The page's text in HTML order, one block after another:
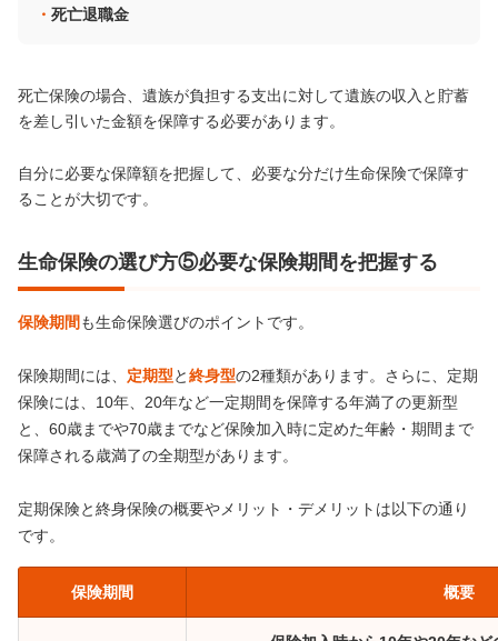
死亡退職金
死亡保険の場合、遺族が負担する支出に対して遺族の収入と貯蓄
を差し引いた金額を保障する必要があります。
自分に必要な保障額を把握して、必要な分だけ生命保険で保障す
ることが大切です。
生命保険の選び方⑤必要な保険期間を把握する
保険期間も生命保険選びのポイントです。
保険期間には、 定期型と終身型の2種類があります。さらに、定期
保険には、10年、20年など一定期間を保障する年満了の更新型
と、60歳までや70歳までなど保険加入時に定めた年齢・期間まで
保障される歳満了の全期型があります。
定期保険と終身保険の概要やメリット・デメリットは以下の通り
です。
保険期間 概要